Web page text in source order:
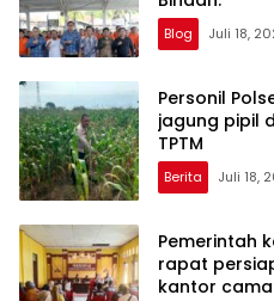
Blog Juli 18,
Personil
jagung pipil
TPTM
Berita Juli 18,
Pemerintah
rapat
kantor